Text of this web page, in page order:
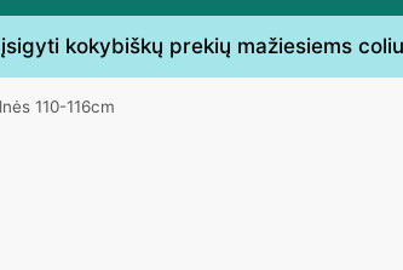
kokybiškų prekių mažiesiems
110-116cm